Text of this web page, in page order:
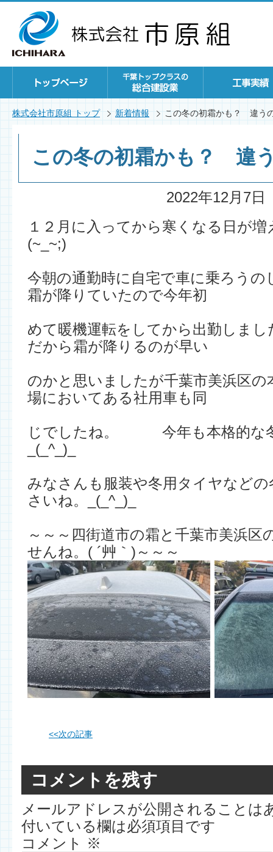
株式会社市原組 トップ 新着情報 この冬の初霜かも？ 違う
この冬の初霜かも？ 違
2022年12月7日
１２月に入ってから寒くなる日が
(~_~;)
今朝の通勤時に自宅で車に乗ろうの
霜が降りていたので今年初
めて暖機運転をしてから出勤しまし
だから霜が降りるのが早い
のかと思いましたが千葉市美浜区の
場においてある社用車も同
じでしたね。 今年も本格的な
_(_^_)_
みなさんも服装や冬用タイヤなど
さいね。_(_^_)_
～～～四街道市の霜と千葉市美浜区
せんね。( ´艸｀)～～～
<<次の記事
コメントを残す
メールアドレスが公開されることは
付いている欄は必須項目です
コメント
※